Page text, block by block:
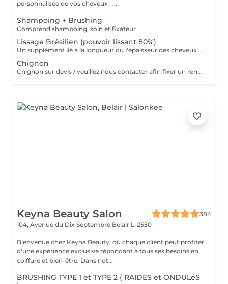
personnalisée de vos cheveux : ...
Shampoing + Brushing
Comprend shampoing, soin et fixateur
Lissage Brésilien (pouvoir lissant 80%)
Un supplément lié à la longueur ou l'épaisseur des cheveux (30€ à 500€) pourra s'ajouter au tarif du lissage brésilien. Un diagnostique gratuit sera systématiquement proposé en amont.»
Chignon
Chignon sur devis / veuillez nous contacter afin fixer un rendez-vous
Keyna Beauty Salon
384
104, Avenue du Dix Septembre Belair L-2550
Bienvenue chez Keyna Beauty, où chaque client peut profiter
d'une expérience exclusive répondant à tous ses besoins en
coiffure et bien-être. Dans not...
BRUSHING TYPE 1 et TYPE 2 ( RAIDES et ONDULéS